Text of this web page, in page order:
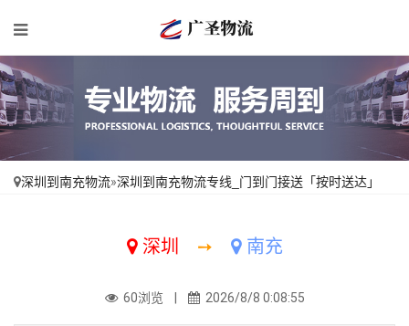
深圳到南充物流»深圳到南充物流专线_门到门接送「按时送达」
深圳 ➙ 南充
60浏览 | 2026/8/8 0:08:55